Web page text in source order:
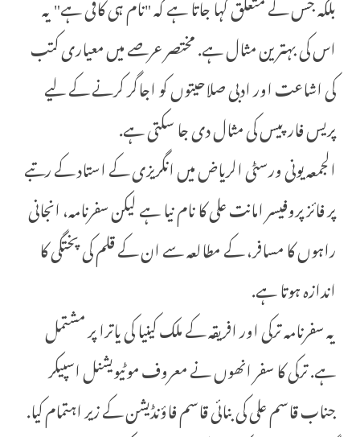
اس کی بہترین مثال ہے. مختصر عرصے میں معیاری کتب
کی اشاعت اور ادبی صلاحیتوں کو اجاگر کرنے کے لیے
پریس فار پیس کی مثال دی جا سکتی ہے.
الجمعہ یونی ورسٹی الریاض میں انگریزی کے استاد کے رتبے
پر فائز پروفیسر امانت علی کا نام نیا ہے لیکن سفرنامہ، انجانی
راہوں کا مسافر، کے مطالعہ سے ان کے قلم کی پختگی کا
اندازہ ہوتا ہے.
یہ سفرنامہ ترکی اور افریقہ کے ملک کینیا کی یاترا پر مشتمل
ہے. ترکی کا سفر انھوں نے معروف موٹیویشنل اسپیکر
جناب قاسم علی کی بنائی قاسم فاؤنڈیشن کے زیر اہتمام کیا.